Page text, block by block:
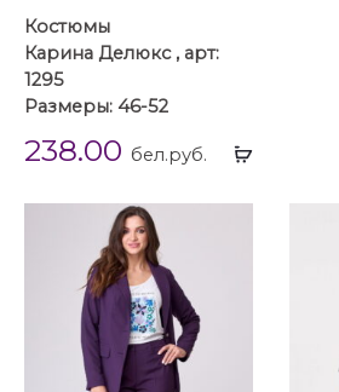
Выбрать
Костюмы
Карина Делюкс , арт:
1295
Размеры: 46-52
238.00 бел.руб.